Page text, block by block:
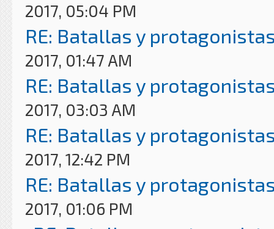
2017, 05:04 PM
RE: Batallas y
2017, 01:47 AM
RE: Batallas y
2017, 03:03 AM
RE: Batallas y
2017, 12:42 PM
RE: Batallas y
2017, 01:06 PM